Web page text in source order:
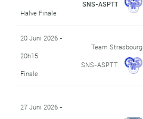
Halve Finale
SNS-ASPTT
20 Juni 2026 -
20h15
Finale
Team Strasbourg
SNS-ASPTT
27 Juni 2026 -